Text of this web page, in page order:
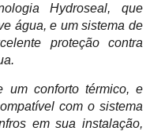
Hydroseal, que
água, e um sistema de
proteção contra
um conforto térmico, e
com o sistema
em sua instalação,